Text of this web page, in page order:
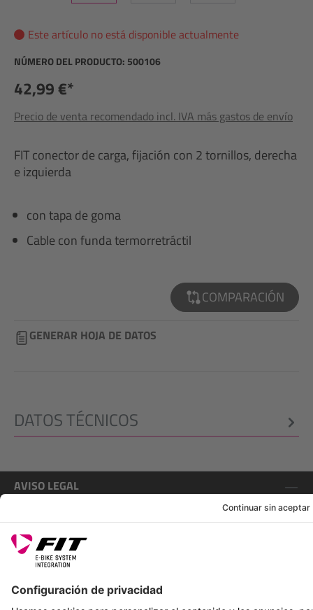
Este artículo no está disponible actualmente
NÚMERO DEL PRODUCTO: 500106
42,99 €*
Precio de venta recomendado incl. IVA más gastos de envío
FIT conector de carga, fijación con 2 tornillos, derecha
e izquierda
con tapa de goma
Cable con funda termorretráctil
COMPARACIÓN
GENERAR HOJA DE DATOS
DATOS TÉCNICOS
AVISO LEGAL